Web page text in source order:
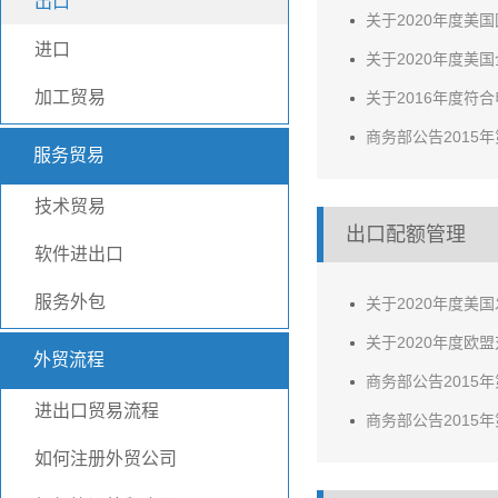
进口
加工贸易
服务贸易
技术贸易
软件进出口
服务外包
外贸流程
进出口贸易流程
如何注册外贸公司
关于2020年度美
关于2020年度美
关于2016年度符
商务部公告2015
出口配额管理
关于2020年度美
关于2020年度欧
商务部公告2015
商务部公告2015